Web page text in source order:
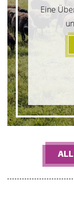
Drei